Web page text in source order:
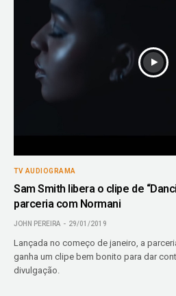
TV AUDIOGRAMA
Sam Smith libera o clipe de
parceria com Normani
JOHN PEREIRA 29/01/2019
Lançada no começo de janeiro, a
ganha um clipe bem bonito para dar
divulgação.